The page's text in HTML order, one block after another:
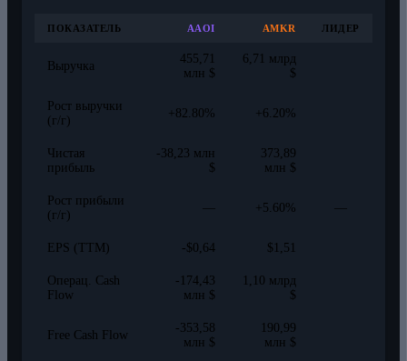
ПОКАЗАТЕЛЬ AAOI AMKR ЛИДЕР
Выручка
455,71
млн $
6,71 млрд
$
Рост выручки
(г/г)
+82.80% +6.20%
Чистая
прибыль
-38,23 млн
$
373,89
млн $
Рост прибыли
(г/г)
— +5.60% —
EPS (TTM) -$0,64 $1,51
Операц. Cash
Flow
-174,43
млн $
1,10 млрд
$
Free Cash Flow
-353,58
млн $
190,99
млн $